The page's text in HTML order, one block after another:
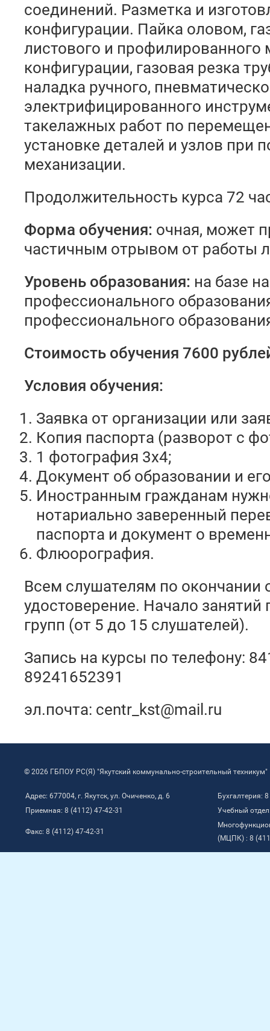
соединений. Разметка и
конфигурации. Пайка оловом,
листового и
конфигурации, газовая резка
наладка ручного,
электрифицированного
такелажных работ по
установке деталей и узлов при
механизации.
Продолжительность курса 72
Форма обучения: очная, может
частичным отрывом от работы
Уровень образования: на базе
профессионального
профессионального
Стоимость обучения 7600
Условия обучения:
Заявка от организации или
Копия паспорта (разворот с
1 фотография 3х4;
Документ об образовании и
Иностранным гражданам
нотариально заверенный
паспорта и документ о
Флюорография.
Всем слушателям по окончании
удостоверение. Начало
групп (от 5 до 15 слушателей).
Запись на курсы по телефону:
89241652391
эл.почта: centr_kst@mail.ru
© 2026 ГБПОУ РС(Я) "Якутский коммунально-строительный техникум"
Адрес: 677004, г. Якутск, ул. Очиченко, д. 6
Бухгалтерия:
Приемная: 8 (4112) 47-42-31
Учебный
Факс: 8 (4112) 47-42-31
(МЦПК) : 8